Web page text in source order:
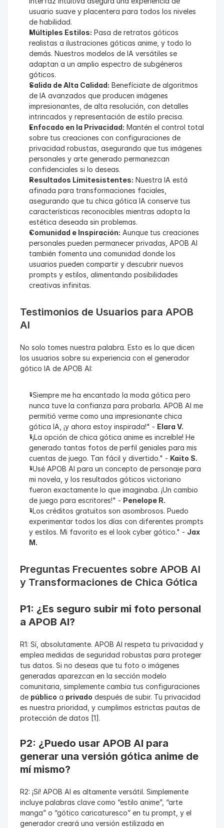
usuario suave y placentera para todos los niveles
de habilidad.
Múltiples Estilos: Pasa de retratos góticos
realistas a ilustraciones góticas anime, y todo lo
demás. Nuestros modelos de IA versátiles se
adaptan a un amplio espectro de subgéneros
góticos.
Salida de Alta Calidad: Benefíciate de algoritmos
de IA avanzados que producen imágenes
impresionantes, de alta resolución, con detalles
intrincados y representación de estilo precisa.
Enfocado en la Privacidad: Mantén el control total
sobre tus creaciones con configuraciones de
privacidad robustas, asegurando que tus imágenes
personales y arte generado permanezcan
confidenciales si lo deseas.
Resultados Límitesistentes: Nuestra IA está
afinada para transformaciones faciales,
asegurando que tu chica gótica IA conserve tus
características reconocibles mientras adopta la
estética deseada sin problemas.
Comunidad e Inspiración: Aunque tus creaciones
personales pueden permanecer privadas, APOB AI
también fomenta una comunidad donde los
usuarios pueden compartir y descubrir nuevos
prompts y estilos, alimentando posibilidades
creativas infinitas.
Testimonios de Usuarios para APOB
AI
No solo tomes nuestra palabra. Esto es lo que dicen
los usuarios sobre su experiencia con el generador
gótico IA de APOB AI:
"Siempre me ha encantado la moda gótica pero
nunca tuve la confianza para probarla. APOB AI me
permitió verme como una impresionante chica
gótica IA, ¡y ahora estoy inspirada!" - Elara V.
"¡La opción de chica gótica anime es increíble! He
generado tantas fotos de perfil geniales para mis
cuentas de juego. Tan fácil y divertido." - Kaito S.
"Usé APOB AI para un concepto de personaje para
mi novela, y los resultados góticos victoriano
fueron exactamente lo que imaginaba. ¡Un cambio
de juego para escritores!" - Penelope R.
"Los créditos gratuitos son asombrosos. Puedo
experimentar todos los días con diferentes prompts
y estilos. Mi favorito es el look cyber gótico." - Jax
M.
Preguntas Frecuentes sobre APOB AI
y Transformaciones de Chica Gótica
P1: ¿Es seguro subir mi foto personal
a APOB AI?
R1: Sí, absolutamente. APOB AI respeta tu privacidad y
emplea medidas de seguridad robustas para proteger
tus datos. Si no deseas que tu foto o imágenes
generadas aparezcan en la sección modelo
comunitaria, simplemente cambia tus configuraciones
de público a privado después de subir. Tu privacidad
es nuestra prioridad, y cumplimos estrictas pautas de
protección de datos [1].
P2: ¿Puedo usar APOB AI para
generar una versión gótica anime de
mí mismo?
R2: ¡Sí! APOB AI es altamente versátil. Simplemente
incluye palabras clave como “estilo anime”, “arte
manga” o “gótico caricaturesco” en tu prompt, y el
generador creará una versión estilizada en